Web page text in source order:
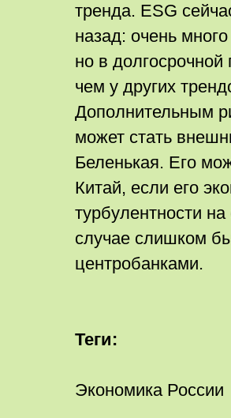
тренда. ESG
назад: очень
но в
чем у других
Дополнительным
может стать
Беленькая. Его
Китай, если его
турбулентности
случае слишком
центробанками.
Теги:
Экономика России